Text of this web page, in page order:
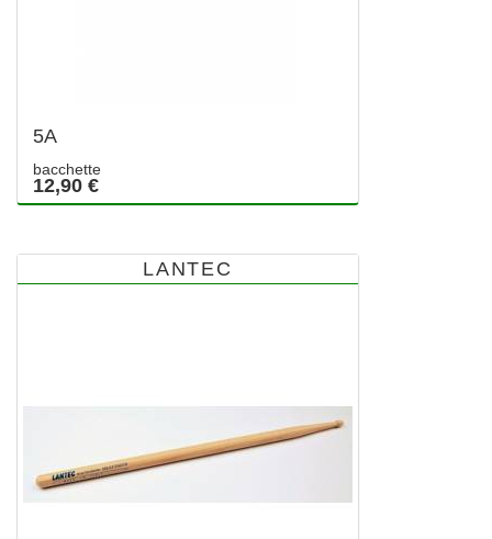
5A
bacchette
12,90 €
LANTEC